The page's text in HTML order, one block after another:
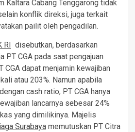
Kaltara Cabang Tenggarong tidak
konflik direksi, juga terkait
pailit oleh pengadilan.
RI
disebutkan, berdasarkan
PT CGA pada saat pengajuan
CGA dapat menjamin kewajiban
atau 203%. Namun apabila
cash ratio, PT CGA hanya
lancarnya sebesar 24%
yang dimilikinya. Majelis
Surabaya memutuskan PT Citra